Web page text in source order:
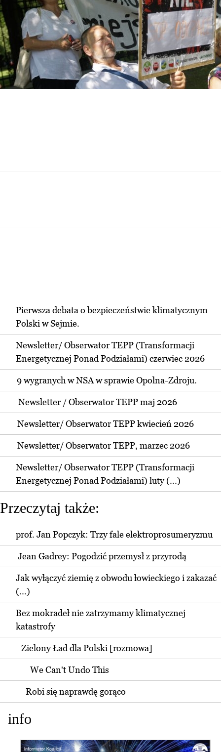
Pierwsza debata o bezpieczeństwie klimatycznym
Polski w Sejmie.
Newsletter/ Obserwator TEPP (Transformacji
Energetycznej Ponad Podziałami) czerwiec 2026
9 wygranych w NSA w sprawie Opolna-Zdroju.
Newsletter / Obserwator TEPP maj 2026
Newsletter/ Obserwator TEPP kwiecień 2026
Newsletter/ Obserwator TEPP, marzec 2026
Newsletter/ Obserwator TEPP (Transformacji
Energetycznej Ponad Podziałami) luty (...)
Przeczytaj także:
prof. Jan Popczyk: Trzy fale elektroprosumeryzmu
Jean Gadrey: Pogodzić przemysł z przyrodą
Jak wyłączyć ziemię z obwodu łowieckiego i zakazać
(...)
Bez mokradeł nie zatrzymamy klimatycznej
katastrofy
Zielony Ład dla Polski [rozmowa]
We Can't Undo This
Robi się naprawdę gorąco
info